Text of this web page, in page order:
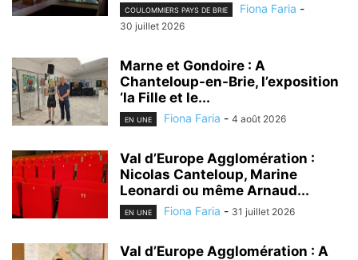
COULOMMIERS PAYS DE BRIE Fiona Faria -
30 juillet 2026
Marne et Gondoire : A
Chanteloup-en-Brie, l’exposition
‘la Fille et le...
EN UNE Fiona Faria - 4 août 2026
Val d’Europe Agglomération :
Nicolas Canteloup, Marine
Leonardi ou même Arnaud...
EN UNE Fiona Faria - 31 juillet 2026
Val d’Europe Agglomération : A